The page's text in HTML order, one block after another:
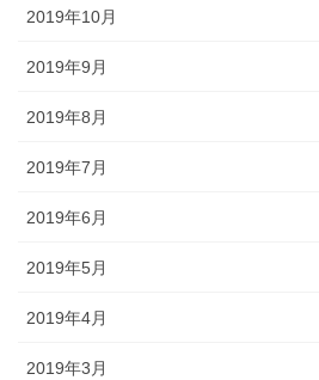
2019年10月
2019年9月
2019年8月
2019年7月
2019年6月
2019年5月
2019年4月
2019年3月